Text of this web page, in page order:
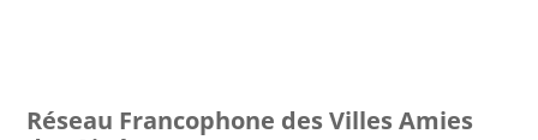
Réseau Francophone des Villes Amies